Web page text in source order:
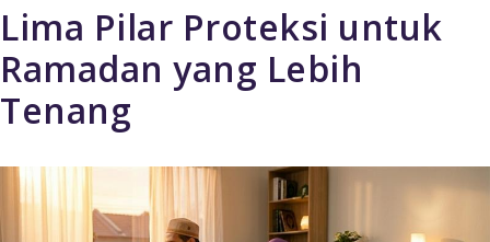
Lima Pilar Proteksi untuk
Ramadan yang Lebih
Tenang